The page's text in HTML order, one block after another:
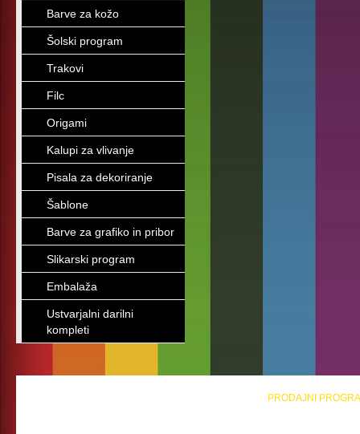
Barve za kožo
Šolski program
Trakovi
Filc
Origami
Kalupi za vlivanje
Pisala za dekoriranje
Šablone
Barve za grafiko in pribor
Slikarski program
Embalaža
Ustvarjalni darilni
kompleti
PRODAJNI